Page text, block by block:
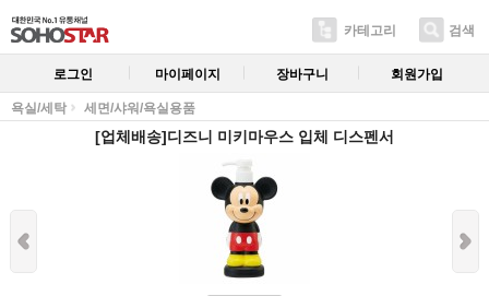
카테고리 검색
로그인 마이페이지 장바구니 회원가입
욕실/세탁 세면/샤워/욕실용품
[업체배송]디즈니 미키마우스 입체 디스펜서